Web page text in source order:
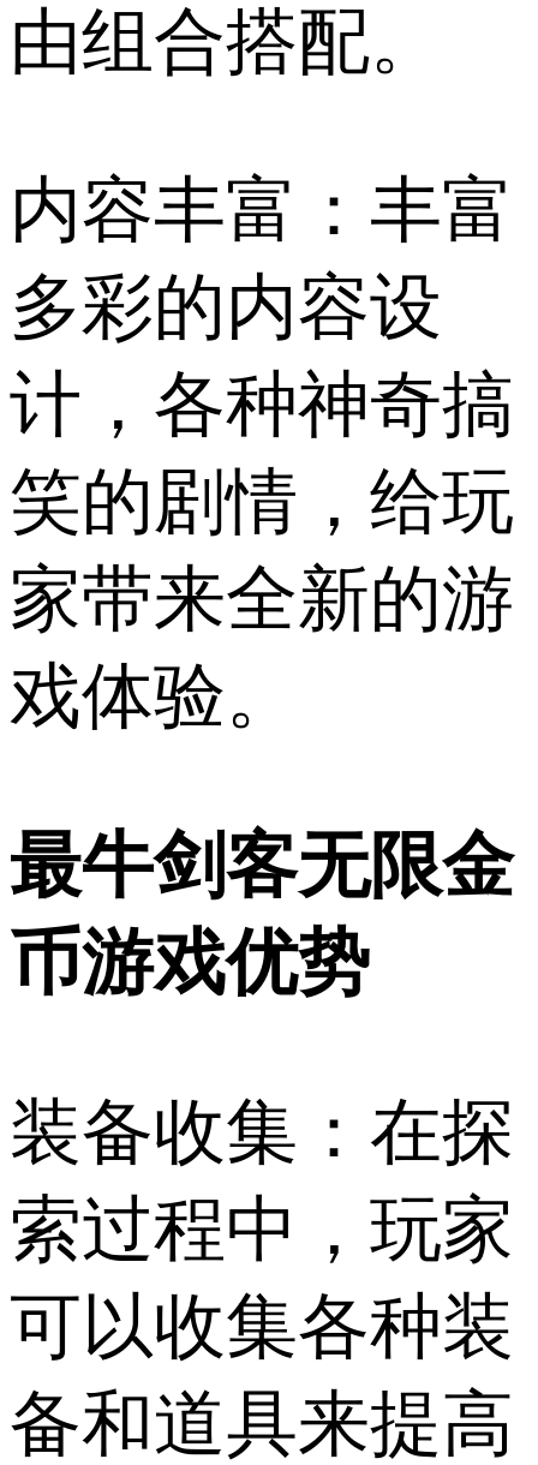
由组合搭配。
内容丰富：丰富
多彩的内容设
计，各种神奇搞
笑的剧情，给玩
家带来全新的游
戏体验。
最牛剑客无限金
币游戏优势
装备收集：在探
索过程中，玩家
可以收集各种装
备和道具来提高